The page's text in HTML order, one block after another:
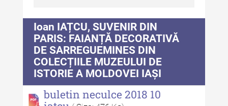
Acta Pangratia II (2024)
Acta Pangratia III (2025)
Indexul Complet
Alte publicatii, cataloage, volume de
Ioan IAȚCU, SUVENIR DIN
PARIS: FAIANȚĂ DECORATIVĂ
DE SARREGUEMINES DIN
COLECȚIILE MUZEULUI DE
ISTORIE A MOLDOVEI IAȘI
buletin neculce 2018 10